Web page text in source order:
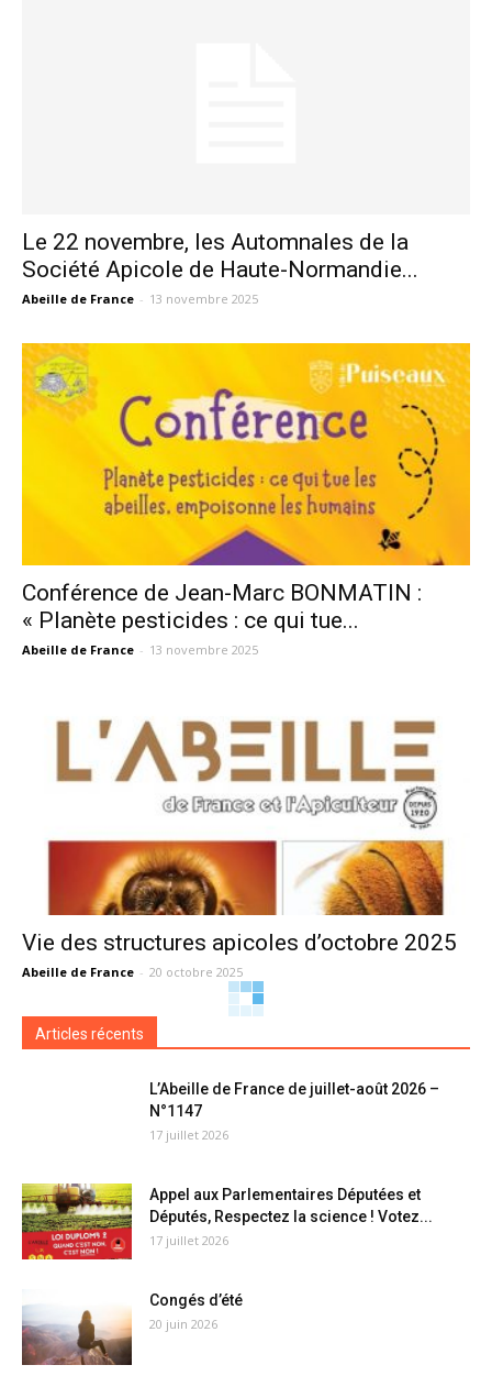
Le 22 novembre, les Automnales de la
Société Apicole de Haute-Normandie...
Abeille de France - 13 novembre 2025
Conférence de Jean-Marc BONMATIN :
« Planète pesticides : ce qui tue...
Abeille de France - 13 novembre 2025
Vie des structures apicoles d’octobre 2025
Abeille de France - 20 octobre 2025
Articles récents
L’Abeille de France de juillet-août 2026 –
N°1147
17 juillet 2026
Appel aux Parlementaires Députées et
Députés, Respectez la science ! Votez...
17 juillet 2026
Congés d’été
20 juin 2026